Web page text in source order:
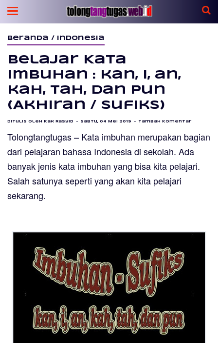
Beranda / Indonesia
Belajar Kata
Imbuhan : kan, i, an,
kah, tah, dan pun
(Akhiran / Sufiks)
Ditulis oleh Kak Rasyid Sabtu, 04 Mei 2019 Tambah Komentar
Tolongtangtugas – Kata imbuhan merupakan bagian
dari pelajaran bahasa Indonesia di sekolah. Ada
banyak jenis kata imbuhan yang bisa kita pelajari.
Salah satunya seperti yang akan kita pelajari
sekarang.